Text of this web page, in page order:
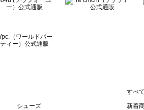
シューズ
すべ
新着